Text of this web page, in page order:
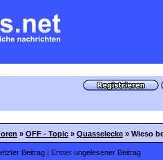
» OFF - Topic » Quasselecke » Wieso
Beitrag | Erster ungelesener Beitrag